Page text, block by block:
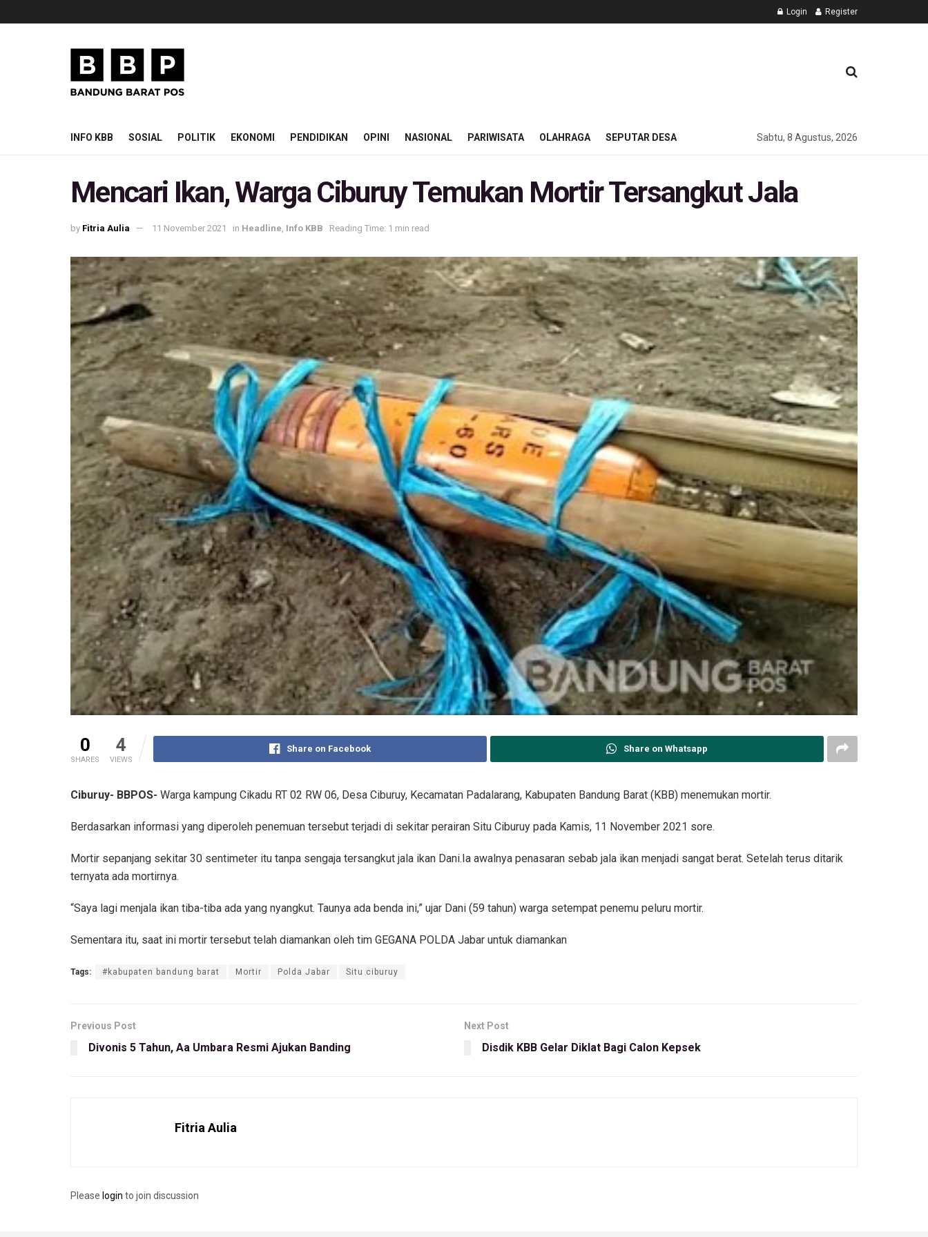
Login Register
INFO KBB SOSIAL POLITIK EKONOMI PENDIDIKAN OPINI NASIONAL PARIWISATA OLAHRAGA SEPUTAR DESA Sabtu, 8 Agustus, 2026
Mencari Ikan, Warga Ciburuy Temukan Mortir Tersangkut Jala
by Fitria Aulia 11 November 2021 in Headline Info KBB Reading Time: 1 min read
0
SHARES
4
VIEWS
Share on Facebook Share on Whatsapp
Ciburuy- BBPOS- Warga kampung Cikadu RT 02 RW 06, Desa Ciburuy, Kecamatan Padalarang, Kabupaten Bandung Barat (KBB) menemukan mortir.
Berdasarkan informasi yang diperoleh penemuan tersebut terjadi di sekitar perairan Situ Ciburuy pada Kamis, 11 November 2021 sore.
Mortir sepanjang sekitar 30 sentimeter itu tanpa sengaja tersangkut jala ikan Dani.Ia awalnya penasaran sebab jala ikan menjadi sangat berat. Setelah terus ditarik
ternyata ada mortirnya.
“Saya lagi menjala ikan tiba-tiba ada yang nyangkut. Taunya ada benda ini,” ujar Dani (59 tahun) warga setempat penemu peluru mortir.
Sementara itu, saat ini mortir tersebut telah diamankan oleh tim GEGANA POLDA Jabar untuk diamankan
Tags: #kabupaten bandung barat Mortir Polda Jabar Situ ciburuy
Previous Post
Divonis 5 Tahun, Aa Umbara Resmi Ajukan Banding
Next Post
Disdik KBB Gelar Diklat Bagi Calon Kepsek
Fitria Aulia
Please login to join discussion